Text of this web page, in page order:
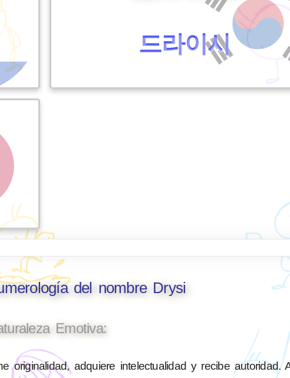
드라이시
del nombre Drysi
Emotiva:
originalidad, adquiere intelectualidad y recibe autoridad.